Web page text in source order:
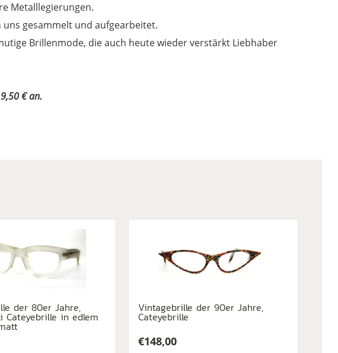
Metalllegierungen.
uns gesammelt und aufgearbeitet.
Brillenmode, die auch heute wieder verstärkt Liebhaber
€ an.
der 80er Jahre,
Cateyebrille in edlem
Vintagebrille der 90er Jahre,
Cateyebrille
€148,00